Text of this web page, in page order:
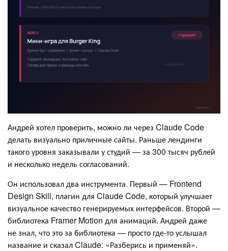
Андрей хотел проверить, можно ли через Claude Code
делать визуально приличные сайты. Раньше лендинги
такого уровня заказывали у студий — за 300 тысяч рублей
и несколько недель согласований.
Он использовал два инструмента. Первый — Frontend
Design Skill, плагин для Claude Code, который улучшает
визуальное качество генерируемых интерфейсов. Второй —
библиотека Framer Motion для анимаций. Андрей даже
не знал, что это за библиотека — просто где-то услышал
название и сказал Claude: «Разберись и применяй».